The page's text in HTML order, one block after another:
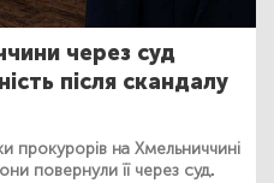
через суд
після скандалу
прокурорів на Хмельниччині
повернули її через суд.